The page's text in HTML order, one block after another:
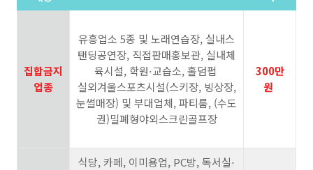
집합금지
업종
유흥업소 5종 및 노래연습장, 실내스
탠딩공연장, 직접판매홍보관, 실내체
육시설, 학원⋅교습소, 홀덤펍
실외겨울스포츠시설(스키장, 빙상장,
눈썰매장) 및 부대업체, 파티룸, (수도
권)밀폐형야외스크린골프장
300만
원
식당, 카페, 이미용업, PC방, 독서실⋅